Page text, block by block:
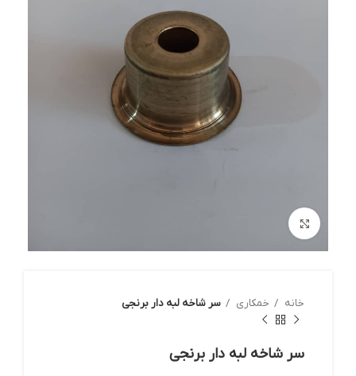
خانه خمکاری سر شاخه لبه دار برنجی
سر شاخه لبه دار برنجی